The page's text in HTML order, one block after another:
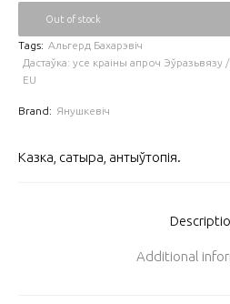
Казка, сатыра, антыўтопія.
Out of stock
Tags: Альгерд Бахарэвіч
Дастаўка: усе краіны апроч
EU
Brand: Янушкевіч
Additional